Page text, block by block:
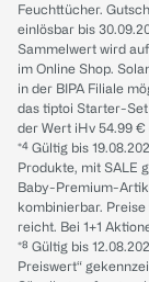
Feuchttücher.
einlösbar bis
Sammelwert wird
im Online Shop.
in der BIPA Filiale
das tiptoi Starter-
der Wert iHv 54.99 €
*⁴ Gültig bis
Produkte, mit SALE
Baby-Premium-
kombinierbar.
reicht. Bei 1+1
*⁸ Gültig bis
Preiswert“